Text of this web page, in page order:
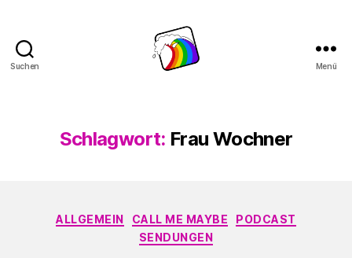
Suchen Menü
Schlagwort: Frau Wochner
Kategorien
ALLGEMEIN CALL ME MAYBE
PODCAST
SENDUNGEN